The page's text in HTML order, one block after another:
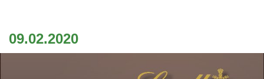
09.02.2020